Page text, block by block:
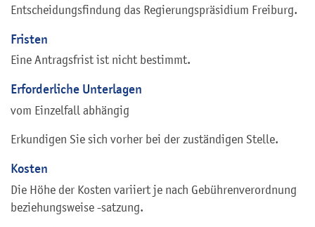
Entscheidungsfindung das Regierungspräsidium Freiburg.
Fristen
Eine Antragsfrist ist nicht bestimmt.
Erforderliche Unterlagen
vom Einzelfall abhängig
Erkundigen Sie sich vorher bei der zuständigen Stelle.
Kosten
Die Höhe der Kosten variiert je nach Gebührenverordnung
beziehungsweise -satzung.